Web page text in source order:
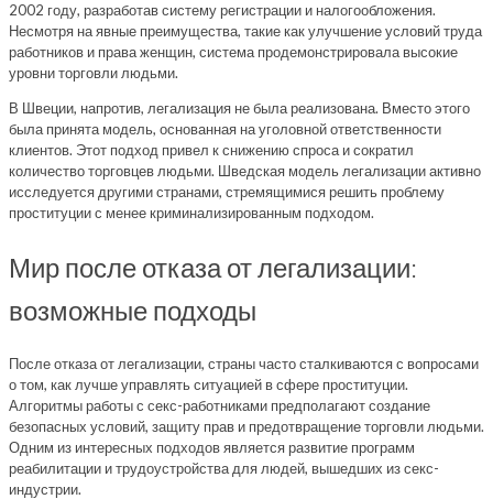
2002 году, разработав систему регистрации и налогообложения.
Несмотря на явные преимущества, такие как улучшение условий труда
работников и права женщин, система продемонстрировала высокие
уровни торговли людьми.
В Швеции, напротив, легализация не была реализована. Вместо этого
была принята модель, основанная на уголовной ответственности
клиентов. Этот подход привел к снижению спроса и сократил
количество торговцев людьми. Шведская модель легализации активно
исследуется другими странами, стремящимися решить проблему
проституции с менее криминализированным подходом.
Мир после отказа от легализации:
возможные подходы
После отказа от легализации, страны часто сталкиваются с вопросами
о том, как лучше управлять ситуацией в сфере проституции.
Алгоритмы работы с секс-работниками предполагают создание
безопасных условий, защиту прав и предотвращение торговли людьми.
Одним из интересных подходов является развитие программ
реабилитации и трудоустройства для людей, вышедших из секс-
индустрии.